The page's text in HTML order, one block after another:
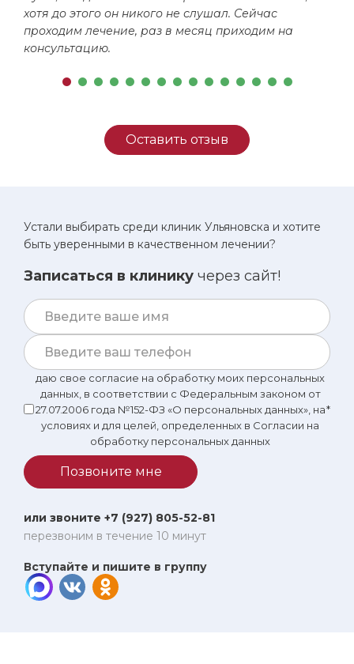
хотя до этого он никого не слушал. Сейчас
проходим лечение, раз в месяц приходим на
консультацию.
Оставить отзыв
Устали выбирать среди клиник Ульяновска и хотите
быть уверенными в качественном лечении?
Записаться в клинику через сайт!
даю свое согласие на обработку моих персональных
данных, в соответствии с Федеральным законом от
27.07.2006 года №152-ФЗ «О персональных данных», на
условиях и для целей, определенных в Согласии на
обработку персональных данных
*
Позвоните мне
или звоните +7 (927) 805-52-81
перезвоним в течение 10 минут
Вступайте и пишите в группу